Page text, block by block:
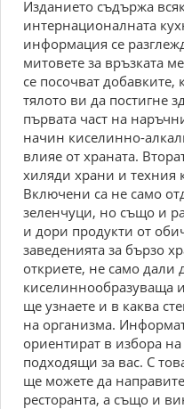
Изданието съдържа
интернационалната
информация се
митовете за връзката
се посочват добавките,
тялото ви да постигне
първата част на
начин киселинно-
влияе от храната.
хиляди храни и техния
Включени са не само
зеленчуци, но също и
и дори продукти от
заведенията за бързо
откриете, не само дали
киселиннообразуваща
ще узнаете и в каква
на организма.
ориентират в избора
подходящи за вас. С
ще можете да
ресторанта, а също и